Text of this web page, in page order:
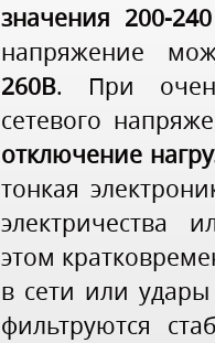
значения 200-
напряжение
260В. При
сетевого
отключение
тонкая
электричества
этом
в сети или
фильтруются